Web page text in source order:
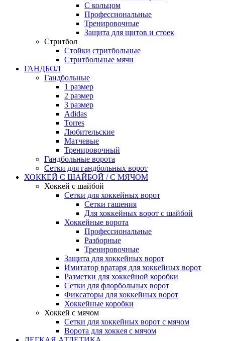
С кольцом
Профессиональные
Тренировочные
Защита для щитов и стоек
Стритбол
Стойки стритбольные
Стритбольные мячи
ГАНДБОЛ
Гандбольные
1 размер
2 размер
3 размер
Adidas
Torres
Любительские
Матчевые
Тренировочный
Гандбольные ворота
Сетки для гандбольных ворот
ХОККЕЙ С ШАЙБОЙ / С МЯЧОМ
Хоккей с шайбой
Сетки для хоккейных ворот
Сетки гашения
Для хоккейных ворот с шайбой
Хоккейные ворота
Профессиональные
Разборные
Тренировочные
Защита для хоккейных ворот
Имитатор вратаря для хоккейных ворот
Разметки для хоккейной коробки
Сетки для флорбольных ворот
Фиксаторы для хоккейных ворот
Хоккейные коробки
Хоккей с мячом
Сетки для хоккейных ворот с мячом
Ворота для хоккея с мячом